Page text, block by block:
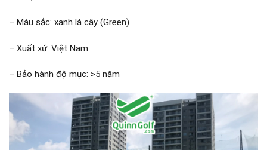
– Màu sắc: xanh lá cây (Green)
– Xuất xứ: Việt Nam
– Bảo hành độ mục: >5 năm